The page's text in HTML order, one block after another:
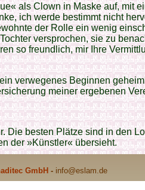
als Clown in Maske auf, mit
ich werde bestimmt nicht
der Rolle ein wenig
versprochen, sie zu
so freundlich, mir Ihre
verwegenes Beginnen
meiner ergebenen
Die besten Plätze sind in den
der »Künstler« übersieht.
GmbH - info@eslam.de